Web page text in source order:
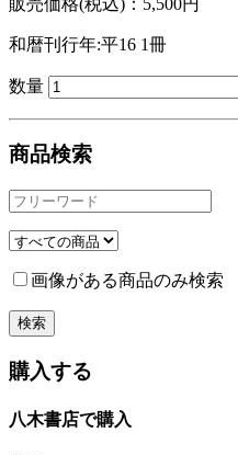
和暦刊行年:平16 1冊
数量
商品検索
画像がある商品のみ検索
購入する
八木書店で購入